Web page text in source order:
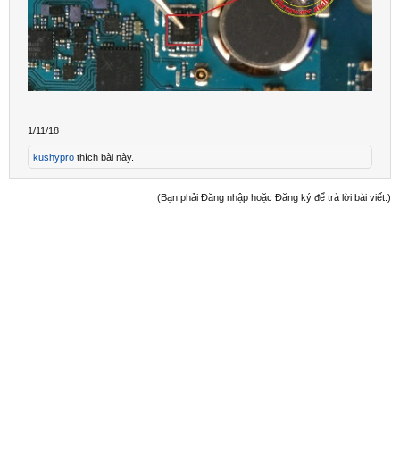
1/11/18
kushypro thích bài này.
(Bạn phải Đăng nhập hoặc Đăng ký để trả lời bài viết.)